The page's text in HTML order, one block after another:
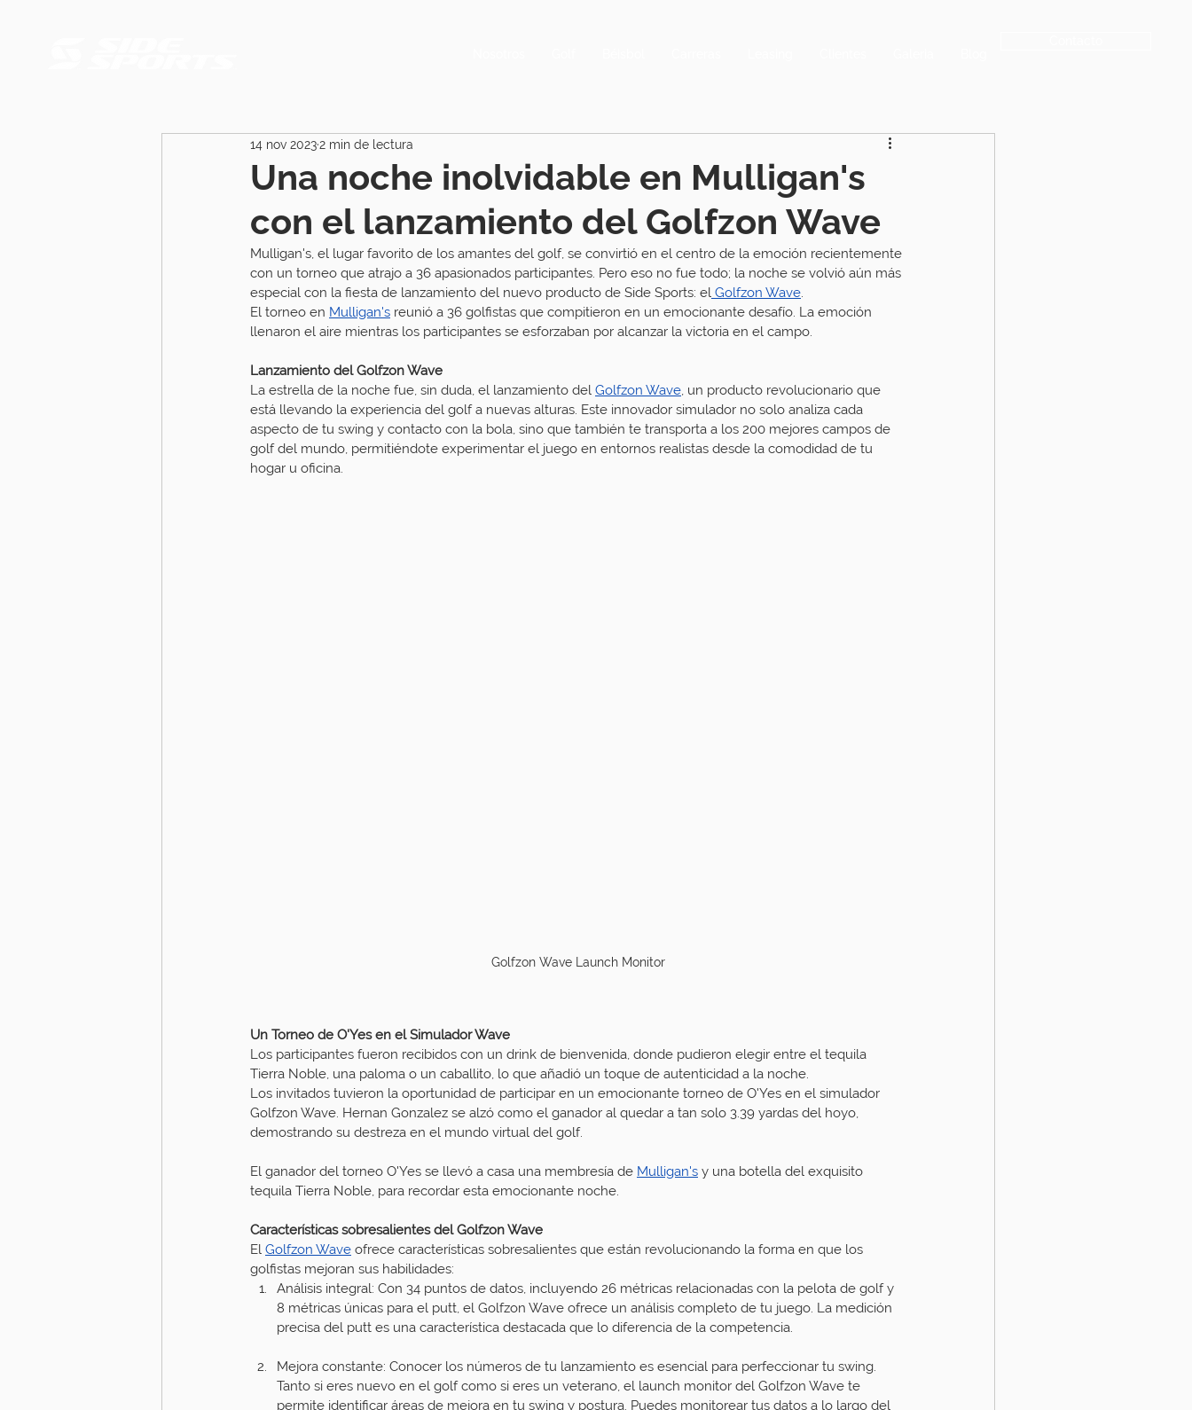
Una noche inolvidable en Mulligan's
con el lanzamiento del Golfzon Wave
14 nov 20232 min de lectura
Mulligan's, el lugar favorito de los amantes del golf, se convirtió en el centro de la emoción recientemente
con un torneo que atrajo a 36 apasionados participantes. Pero eso no fue todo; la noche se volvió aún más
especial con la fiesta de lanzamiento del nuevo producto de Side Sports: el Golfzon Wave.
El torneo en Mulligan's reunió a 36 golfistas que compitieron en un emocionante desafío. La emoción
llenaron el aire mientras los participantes se esforzaban por alcanzar la victoria en el campo.
Lanzamiento del Golfzon Wave
La estrella de la noche fue, sin duda, el lanzamiento del Golfzon Wave, un producto revolucionario que
está llevando la experiencia del golf a nuevas alturas. Este innovador simulador no solo analiza cada
aspecto de tu swing y contacto con la bola, sino que también te transporta a los 200 mejores campos de
golf del mundo, permitiéndote experimentar el juego en entornos realistas desde la comodidad de tu
hogar u oficina.
Golfzon Wave Launch Monitor
Un Torneo de O'Yes en el Simulador Wave
Los participantes fueron recibidos con un drink de bienvenida, donde pudieron elegir entre el tequila
Tierra Noble, una paloma o un caballito, lo que añadió un toque de autenticidad a la noche.
Los invitados tuvieron la oportunidad de participar en un emocionante torneo de O'Yes en el simulador
Golfzon Wave. Hernan Gonzalez se alzó como el ganador al quedar a tan solo 3.39 yardas del hoyo,
demostrando su destreza en el mundo virtual del golf.
El ganador del torneo O'Yes se llevó a casa una membresía de Mulligan's y una botella del exquisito
tequila Tierra Noble, para recordar esta emocionante noche.
Características sobresalientes del Golfzon Wave
El Golfzon Wave ofrece características sobresalientes que están revolucionando la forma en que los
golfistas mejoran sus habilidades:
Análisis integral: Con 34 puntos de datos, incluyendo 26 métricas relacionadas con la pelota de golf y
8 métricas únicas para el putt, el Golfzon Wave ofrece un análisis completo de tu juego. La medición
precisa del putt es una característica destacada que lo diferencia de la competencia.
Mejora constante: Conocer los números de tu lanzamiento es esencial para perfeccionar tu swing.
Tanto si eres nuevo en el golf como si eres un veterano, el launch monitor del Golfzon Wave te
permite identificar áreas de mejora en tu swing y postura. Puedes monitorear tus datos a lo largo del